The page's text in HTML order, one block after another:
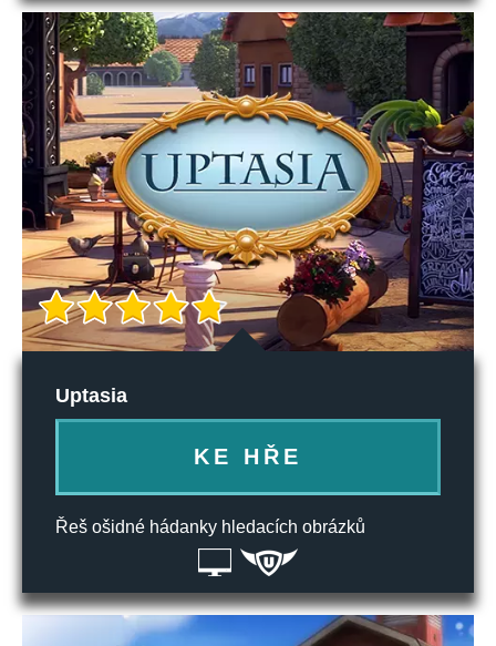
Uptasia
KE HŘE
Řeš ošidné hádanky hledacích obrázků